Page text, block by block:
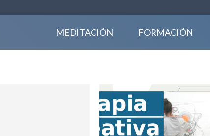
MEDITACIÓN FORMACIÓN